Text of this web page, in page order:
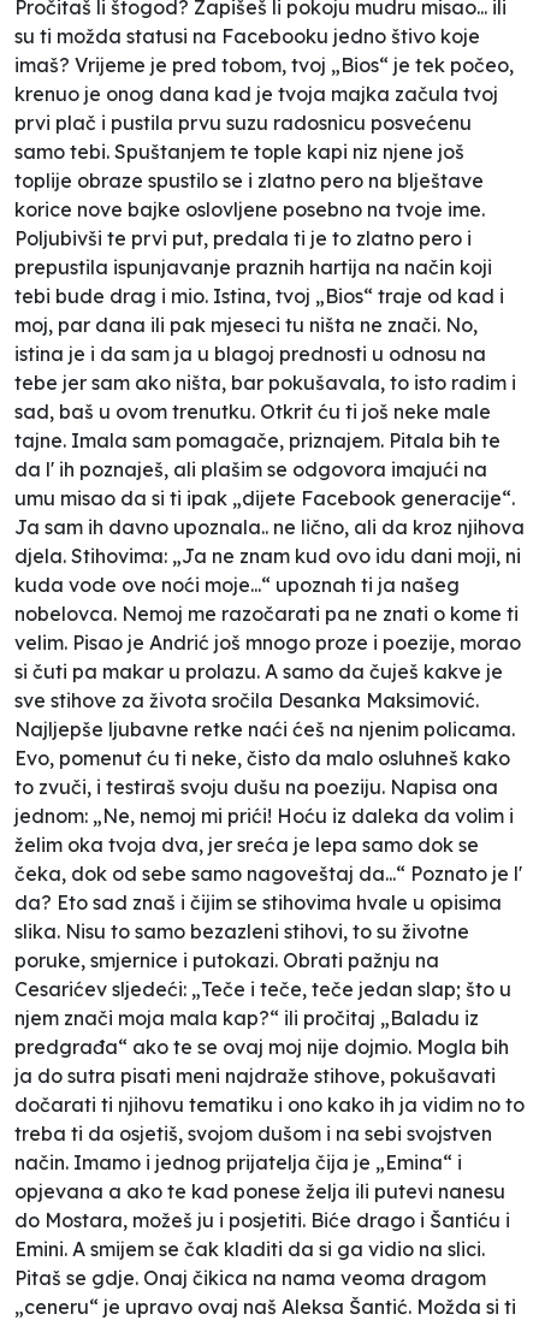
Pročitaš li štogod? Zapišeš li pokoju mudru misao... ili
su ti možda statusi na Facebooku jedno štivo koje
imaš? Vrijeme je pred tobom, tvoj „Bios“ je tek počeo,
krenuo je onog dana kad je tvoja majka začula tvoj
prvi plač i pustila prvu suzu radosnicu posvećenu
samo tebi. Spuštanjem te tople kapi niz njene još
toplije obraze spustilo se i zlatno pero na blještave
korice nove bajke oslovljene posebno na tvoje ime.
Poljubivši te prvi put, predala ti je to zlatno pero i
prepustila ispunjavanje praznih hartija na način koji
tebi bude drag i mio. Istina, tvoj „Bios“ traje od kad i
moj, par dana ili pak mjeseci tu ništa ne znači. No,
istina je i da sam ja u blagoj prednosti u odnosu na
tebe jer sam ako ništa, bar pokušavala, to isto radim i
sad, baš u ovom trenutku. Otkrit ću ti još neke male
tajne. Imala sam pomagače, priznajem. Pitala bih te
da l' ih poznaješ, ali plašim se odgovora imajući na
umu misao da si ti ipak „dijete Facebook generacije“.
Ja sam ih davno upoznala.. ne lično, ali da kroz njihova
djela. Stihovima: „Ja ne znam kud ovo idu dani moji, ni
kuda vode ove noći moje...“ upoznah ti ja našeg
nobelovca. Nemoj me razočarati pa ne znati o kome ti
velim. Pisao je Andrić još mnogo proze i poezije, morao
si čuti pa makar u prolazu. A samo da čuješ kakve je
sve stihove za života sročila Desanka Maksimović.
Najljepše ljubavne retke naći ćeš na njenim policama.
Evo, pomenut ću ti neke, čisto da malo osluhneš kako
to zvuči, i testiraš svoju dušu na poeziju. Napisa ona
jednom: „Ne, nemoj mi prići! Hoću iz daleka da volim i
želim oka tvoja dva, jer sreća je lepa samo dok se
čeka, dok od sebe samo nagoveštaj da...“ Poznato je l'
da? Eto sad znaš i čijim se stihovima hvale u opisima
slika. Nisu to samo bezazleni stihovi, to su životne
poruke, smjernice i putokazi. Obrati pažnju na
Cesarićev sljedeći: „Teče i teče, teče jedan slap; što u
njem znači moja mala kap?“ ili pročitaj „Baladu iz
predgrađa“ ako te se ovaj moj nije dojmio. Mogla bih
ja do sutra pisati meni najdraže stihove, pokušavati
dočarati ti njihovu tematiku i ono kako ih ja vidim no to
treba ti da osjetiš, svojom dušom i na sebi svojstven
način. Imamo i jednog prijatelja čija je „Emina“ i
opjevana a ako te kad ponese želja ili putevi nanesu
do Mostara, možeš ju i posjetiti. Biće drago i Šantiću i
Emini. A smijem se čak kladiti da si ga vidio na slici.
Pitaš se gdje. Onaj čikica na nama veoma dragom
„ceneru“ je upravo ovaj naš Aleksa Šantić. Možda si ti